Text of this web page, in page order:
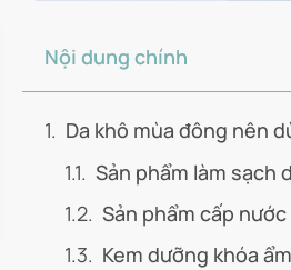
Nội dung chính
Da khô mùa đông nên
Sản phẩm làm sạch
Sản phẩm cấp
Kem dưỡng khóa